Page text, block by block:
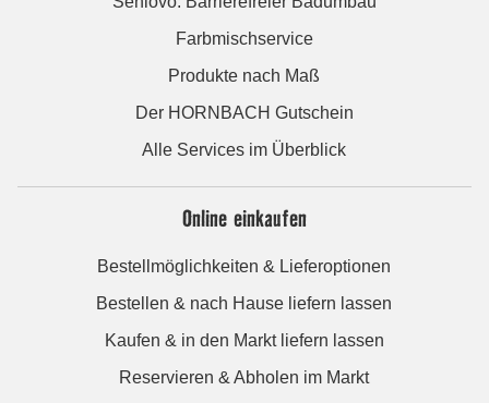
Farbmischservice
Produkte nach Maß
Der HORNBACH Gutschein
Alle Services im Überblick
Online einkaufen
Bestellmöglichkeiten & Lieferoptionen
Bestellen & nach Hause liefern lassen
Kaufen & in den Markt liefern lassen
Reservieren & Abholen im Markt